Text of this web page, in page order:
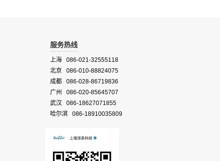
服务热线
上海 086-021-32555118
北京 086-010-88824075
成都 086-028-86719836
广州 086-020-85645707
武汉 086-18627071855
哈尔滨 086-18910035809